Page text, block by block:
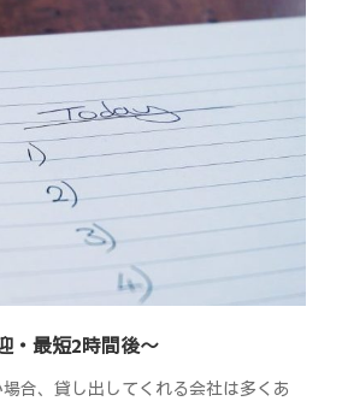
・最短2時間後～
合、貸し出してくれる会社は多くあ